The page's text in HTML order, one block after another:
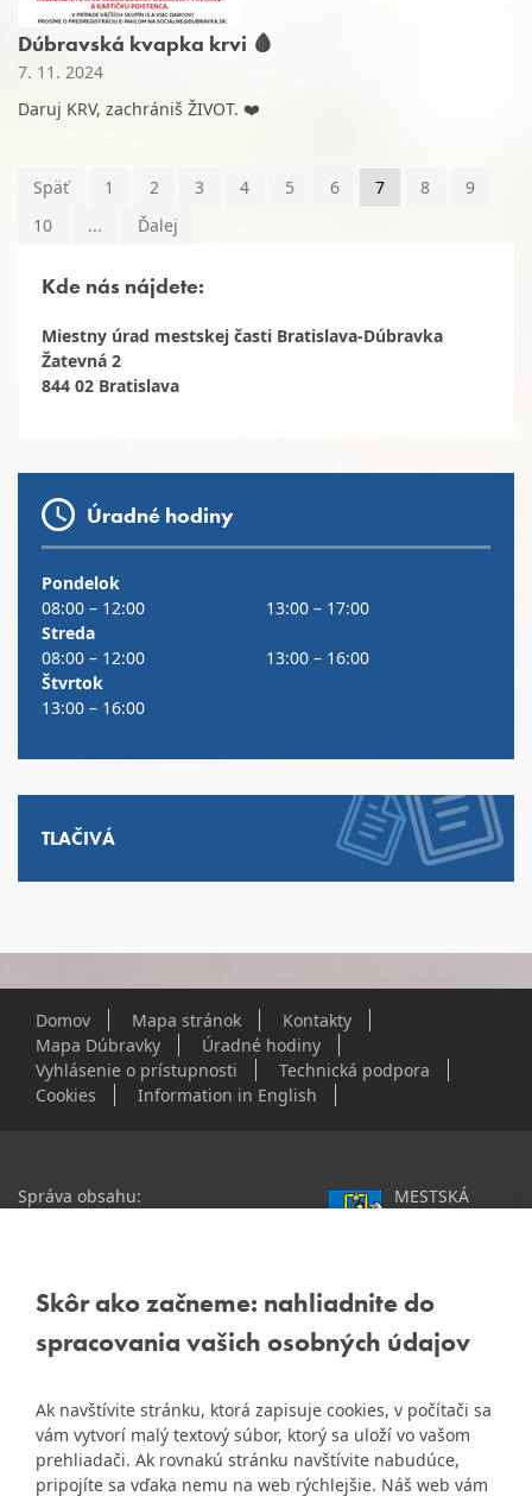
Skôr ako začneme: nahliadnite do
spracovania vašich osobných údajov
Ak navštívite stránku, ktorá zapisuje cookies, v počítači sa
vám vytvorí malý textový súbor, ktorý sa uloží vo vašom
prehliadači. Ak rovnakú stránku navštívite nabudúce,
pripojíte sa vďaka nemu na web rýchlejšie. Náš web vám
Dúbravská kvapka krvi 🩸
7. 11. 2024
Daruj KRV, zachrániš ŽIVOT. ❤️
Späť 1 2 3 4 5 6 7 8
9
10
... Ďalej
Kde nás nájdete:
Miestny úrad mestskej časti Bratislava-Dúbravka
Žatevná 2
844 02 Bratislava
Úradné hodiny
Pondelok
08:00 – 12:00
13:00 – 17:00
Streda
08:00 – 12:00
13:00 – 16:00
Štvrtok
13:00 – 16:00
TLAČIVÁ
Domov Mapa stránok
Kontakty
Mapa Dúbravky
Úradné hodiny
Vyhlásenie o prístupnosti
Technická podpora
Cookies
Information in English
Správa obsahu:
Staršie informácie a dokumenty
starej stránke Dúbravky
Naša mestská časť získala 3.
miesto v súťažiZlatyErb.sk o
MESTSKÁ
Žatevná 2, 844 02
IČO: 00603406
DIČ: 2020919120
IČ DPH: Nie sme platca
DPH